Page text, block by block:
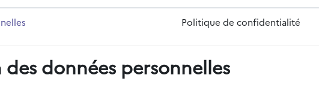
Politique de confidentialité
données personnelles